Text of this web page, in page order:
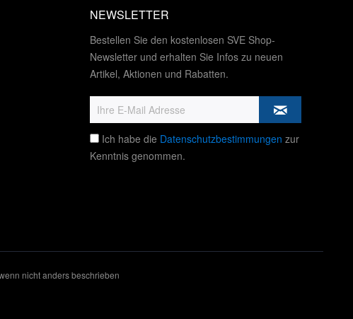
NEWSLETTER
Bestellen Sie den kostenlosen SVE Shop-
Newsletter und erhalten Sie Infos zu neuen
Artikel, Aktionen und Rabatten.
Ich habe die Datenschutzbestimmungen zur
Kenntnis genommen.
nicht anders beschrieben